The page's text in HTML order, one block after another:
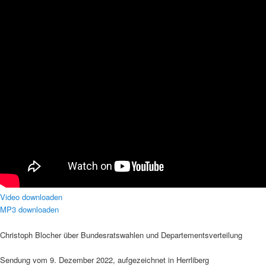
Video downloaden
MP3 downloaden
Christoph Blocher über Bundesratswahlen und Departementsverteilung
Sendung vom 9. Dezember 2022, aufgezeichnet in Herrliberg